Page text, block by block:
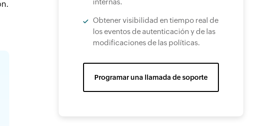
internas.
Obtener visibilidad en tiempo real de
los eventos de autenticación y de las
modificaciones de las políticas.
Programar una llamada de soporte